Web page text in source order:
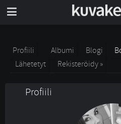
Profiili Albumi Blogi
Lähetetyt
Rekisteröidy »
Profiili